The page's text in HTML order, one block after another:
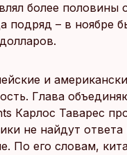
более
подряд – в ноябре
и
Глава
Карлос Таварес
не найдут
По его словам,